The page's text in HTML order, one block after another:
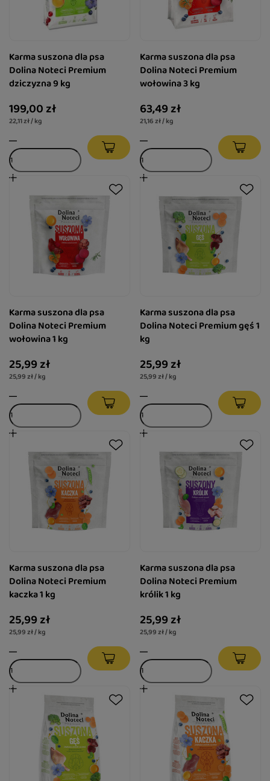
Karma suszona dla psa
Dolina Noteci Premium
dziczyzna 9 kg
199,00 zł
22,11 zł / kg
Karma suszona dla psa
Dolina Noteci Premium
wołowina 3 kg
63,49 zł
21,16 zł / kg
Karma suszona dla psa
Dolina Noteci Premium
wołowina 1 kg
25,99 zł
25,99 zł / kg
Karma suszona dla psa
Dolina Noteci Premium gęś 1
kg
25,99 zł
25,99 zł / kg
Karma suszona dla psa
Dolina Noteci Premium
kaczka 1 kg
25,99 zł
25,99 zł / kg
Karma suszona dla psa
Dolina Noteci Premium
królik 1 kg
25,99 zł
25,99 zł / kg